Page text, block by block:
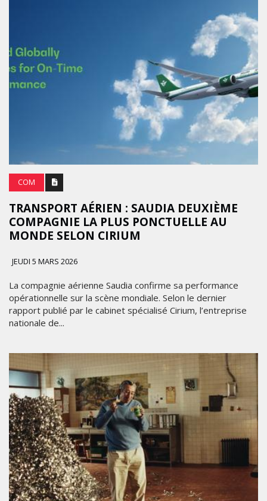
COM
TRANSPORT AÉRIEN : SAUDIA DEUXIÈME
COMPAGNIE LA PLUS PONCTUELLE AU
MONDE SELON CIRIUM
JEUDI 5 MARS 2026
La compagnie aérienne Saudia confirme sa performance
opérationnelle sur la scène mondiale. Selon le dernier
rapport publié par le cabinet spécialisé Cirium, l’entreprise
nationale de...